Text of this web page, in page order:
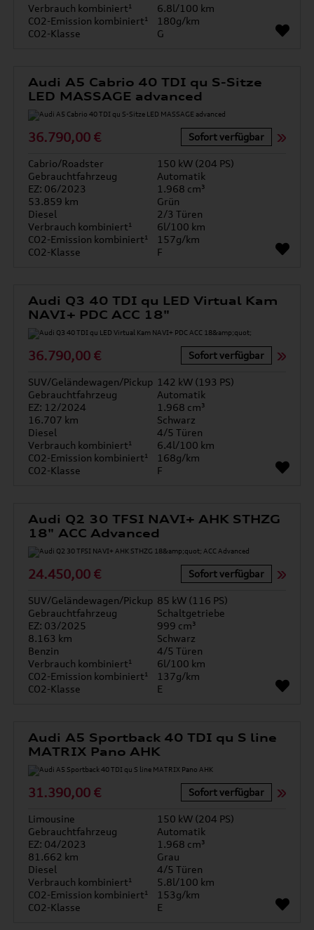
Verbrauch kombiniert¹
6.8l/100 km
CO2-Emission kombiniert¹
180g/km
CO2-Klasse
G
Audi A5 Cabrio 40 TDI qu S-Sitze
LED MASSAGE advanced
36.790,00 € Sofort verfügbar
Cabrio/Roadster
150 kW (204 PS)
Gebrauchtfahrzeug
Automatik
EZ: 06/2023
1.968 cm³
53.859 km
Grün
Diesel
2/3 Türen
Verbrauch kombiniert¹
6l/100 km
CO2-Emission kombiniert¹
157g/km
CO2-Klasse
F
Audi Q3 40 TDI qu LED Virtual Kam
NAVI+ PDC ACC 18"
36.790,00 € Sofort verfügbar
SUV/Geländewagen/Pickup 142 kW (193 PS)
Gebrauchtfahrzeug
Automatik
EZ: 12/2024
1.968 cm³
16.707 km
Schwarz
Diesel
4/5 Türen
Verbrauch kombiniert¹
6.4l/100 km
CO2-Emission kombiniert¹
168g/km
CO2-Klasse
F
Audi Q2 30 TFSI NAVI+ AHK STHZG
18" ACC Advanced
24.450,00 € Sofort verfügbar
SUV/Geländewagen/Pickup 85 kW (116 PS)
Gebrauchtfahrzeug
Schaltgetriebe
EZ: 03/2025
999 cm³
8.163 km
Schwarz
Benzin
4/5 Türen
Verbrauch kombiniert¹
6l/100 km
CO2-Emission kombiniert¹
137g/km
CO2-Klasse
E
Audi A5 Sportback 40 TDI qu S line
MATRIX Pano AHK
31.390,00 € Sofort verfügbar
Limousine
150 kW (204 PS)
Gebrauchtfahrzeug
Automatik
EZ: 04/2023
1.968 cm³
81.662 km
Grau
Diesel
4/5 Türen
Verbrauch kombiniert¹
5.8l/100 km
CO2-Emission kombiniert¹
153g/km
CO2-Klasse
E